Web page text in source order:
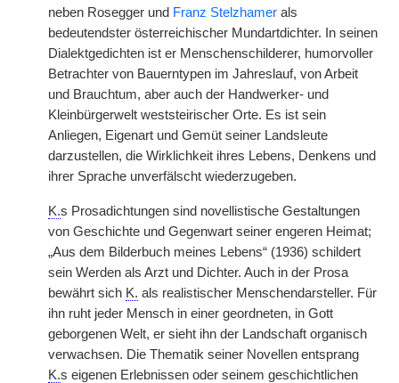
neben Rosegger und Franz Stelzhamer als
bedeutendster österreichischer Mundartdichter. In seinen
Dialektgedichten ist er Menschenschilderer, humorvoller
Betrachter von Bauerntypen im Jahreslauf, von Arbeit
und Brauchtum, aber auch der Handwerker- und
Kleinbürgerwelt weststeirischer Orte. Es ist sein
Anliegen, Eigenart und Gemüt seiner Landsleute
darzustellen, die Wirklichkeit ihres Lebens, Denkens und
ihrer Sprache unverfälscht wiederzugeben.
K.s Prosadichtungen sind novellistische Gestaltungen
von Geschichte und Gegenwart seiner engeren Heimat;
„Aus dem Bilderbuch meines Lebens“ (1936) schildert
sein Werden als Arzt und Dichter. Auch in der Prosa
bewährt sich K. als realistischer Menschendarsteller. Für
ihn ruht jeder Mensch in einer geordneten, in Gott
geborgenen Welt, er sieht ihn der Landschaft organisch
verwachsen. Die Thematik seiner Novellen entsprang
K.s eigenen Erlebnissen oder seinem geschichtlichen